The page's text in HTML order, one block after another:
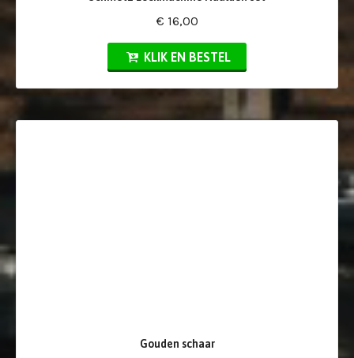
€ 16,00
KLIK EN BESTEL
Gouden schaar